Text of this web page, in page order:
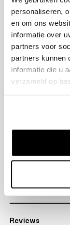
personaliseren,
en om ons
informatie over
partners voor
partners kunnen
informatie die u
verzameld op
+31 23 205
info@bruut.nl
Contact
Open 12:00 -
OPENINGSTIJDEN
Over ons
Reviews